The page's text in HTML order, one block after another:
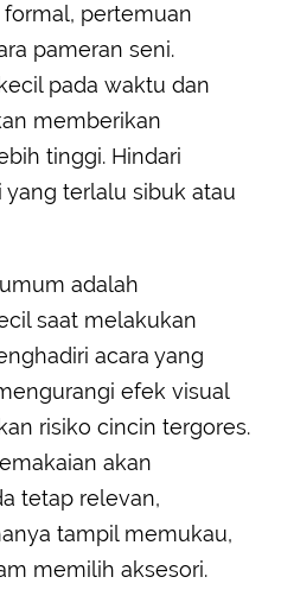
pertemuan
pameran seni.
pada waktu dan
memberikan
tinggi. Hindari
terlalu sibuk atau
adalah
saat melakukan
acara yang
efek visual
risiko cincin tergores.
akan
tetap relevan,
tampil memukau,
memilih aksesori.